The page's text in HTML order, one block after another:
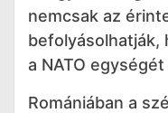
nemcsak az
befolyásolhatják,
a NATO
Romániában a